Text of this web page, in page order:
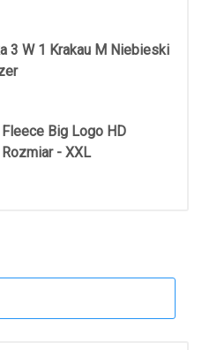
3 W 1 Krakau M Niebieski
Fleece Big Logo HD
- XXL